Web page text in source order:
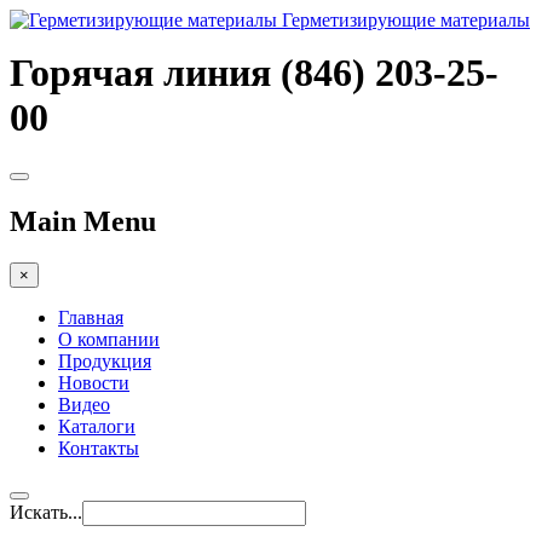
Герметизирующие материалы
Горячая линия (846) 203-25-
00
Main Menu
×
Главная
О компании
Продукция
Новости
Видео
Каталоги
Контакты
Искать...